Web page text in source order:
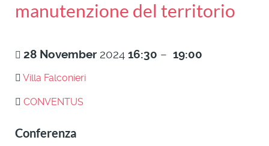
manutenzione del territorio
28 November 2024 16:30 – 19:00
Villa Falconieri
CONVENTUS
Conferenza